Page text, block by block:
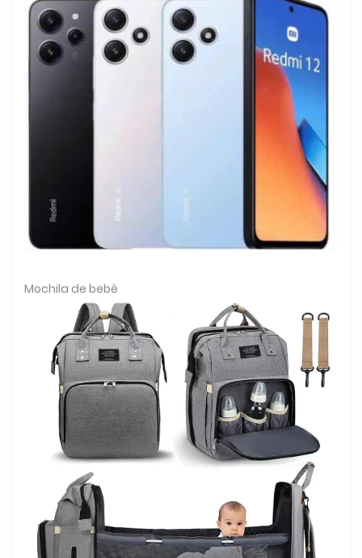
Mochila de bebê